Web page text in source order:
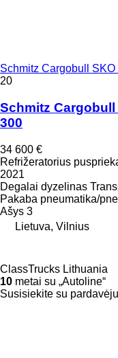
Schmitz Cargobull
20
Schmitz Cargobull
300
34 600 €
Refrižeratorius
2021
Degalai dyzelinas
Pakaba pneumatika/
Ašys 3
Lietuva, Vilnius
ClassTrucks Lithuania
10 metai su „Autoline“
Susisiekite su pardavėju